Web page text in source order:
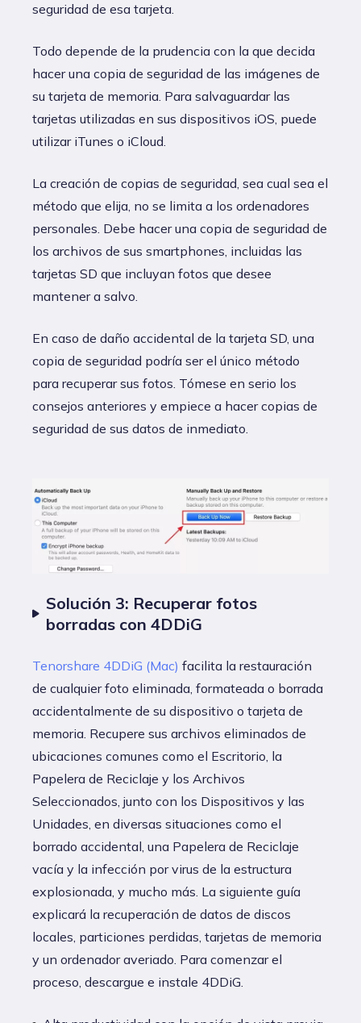
seguridad de esa tarjeta.
Todo depende de la prudencia con la que decida
hacer una copia de seguridad de las imágenes de
su tarjeta de memoria. Para salvaguardar las
tarjetas utilizadas en sus dispositivos iOS, puede
utilizar iTunes o iCloud.
La creación de copias de seguridad, sea cual sea el
método que elija, no se limita a los ordenadores
personales. Debe hacer una copia de seguridad de
los archivos de sus smartphones, incluidas las
tarjetas SD que incluyan fotos que desee
mantener a salvo.
En caso de daño accidental de la tarjeta SD, una
copia de seguridad podría ser el único método
para recuperar sus fotos. Tómese en serio los
consejos anteriores y empiece a hacer copias de
seguridad de sus datos de inmediato.
Solución 3: Recuperar fotos
borradas con 4DDiG
Tenorshare 4DDiG (Mac) facilita la restauración
de cualquier foto eliminada, formateada o borrada
accidentalmente de su dispositivo o tarjeta de
memoria. Recupere sus archivos eliminados de
ubicaciones comunes como el Escritorio, la
Papelera de Reciclaje y los Archivos
Seleccionados, junto con los Dispositivos y las
Unidades, en diversas situaciones como el
borrado accidental, una Papelera de Reciclaje
vacía y la infección por virus de la estructura
explosionada, y mucho más. La siguiente guía
explicará la recuperación de datos de discos
locales, particiones perdidas, tarjetas de memoria
y un ordenador averiado. Para comenzar el
proceso, descargue e instale 4DDiG.